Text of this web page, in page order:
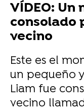
VÍDEO:
consolado
vecino
Este es el
un pequeño
Liam fue
vecino